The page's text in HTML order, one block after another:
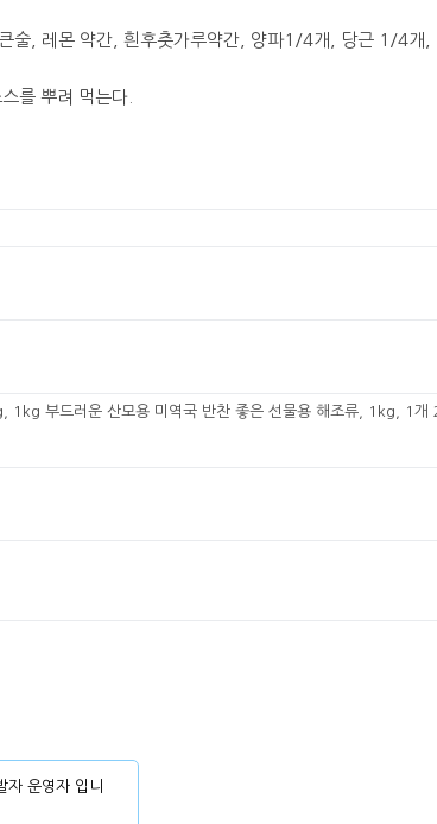
술, 레몬 약간, 흰후춧가루약간, 양파1/4개, 당근 1/4개
를 뿌려 먹는다.
1kg 부드러운 산모용 미역국 반찬 좋은 선물용 해조류, 1kg, 1개
자 운영자 입니